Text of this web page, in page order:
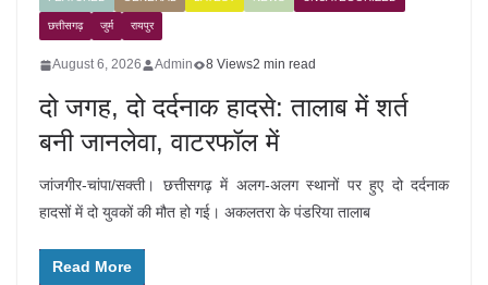
छत्तीसगढ़ जुर्म रायपुर
August 6, 2026 Admin 8 Views2 min read
दो जगह, दो दर्दनाक हादसे: तालाब में शर्त
बनी जानलेवा, वाटरफॉल में
जांजगीर-चांपा/सक्ती। छत्तीसगढ़ में अलग-अलग स्थानों पर हुए दो दर्दनाक
हादसों में दो युवकों की मौत हो गई। अकलतरा के पंडरिया तालाब
Read More